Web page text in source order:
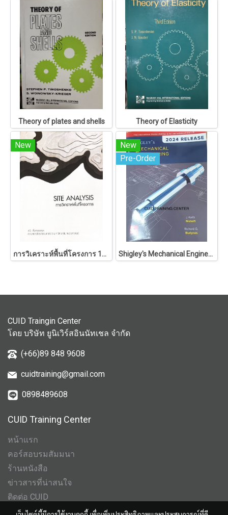
Theory of plates and shells Theory of Elasticity
New
การวิเคราะห์พื้นที่โครงการ 146
New
Pre-Order
Shigley's Mechanical Engineering Design
CUID Traingin Center
โดย บริษัท ยูนิเวิร์สอินนัทเชล จำกัด
(+66)89 848 9608
cuidtraining@gmail.com
0898489608
CUID Training Center
หน้าแรก
คอร์สอบรมสัมมนา
ร้านหนังสือ
ข่าวสารที่น่าสนใจ
ติดต่อ CUID